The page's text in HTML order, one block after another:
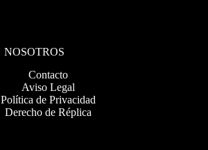
NOSOTROS
Contacto
Aviso Legal
Política de Privacidad
Derecho de Réplica